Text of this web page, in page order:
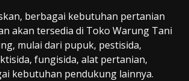
berbagai kebutuhan pertanian
akan tersedia di Toko Warung Tani
mulai dari pupuk, pestisida,
fungisida, alat pertanian,
kebutuhan pendukung lainnya.